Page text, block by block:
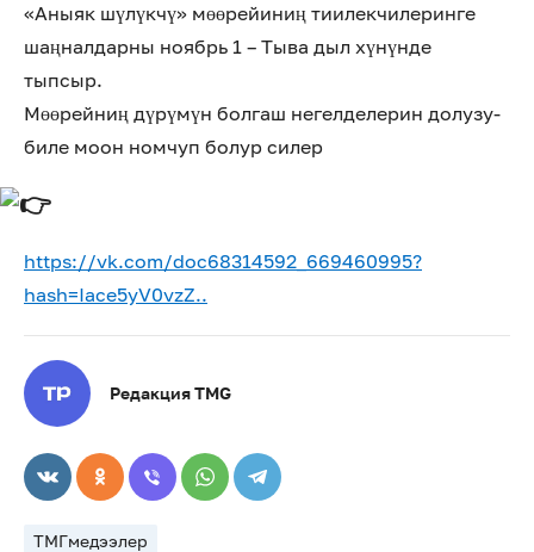
«Аныяк шүлүкчү» мөөрейиниң тиилекчилеринге
шаңналдарны ноябрь 1 – Тыва дыл хүнүнде
тыпсыр.
Мөөрейниң дүрүмүн болгаш негелделерин долузу-
биле моон номчуп болур силер
https://vk.com/doc68314592_669460995?
hash=Iace5yV0vzZ..
Редакция TMG
ТМГмедээлер